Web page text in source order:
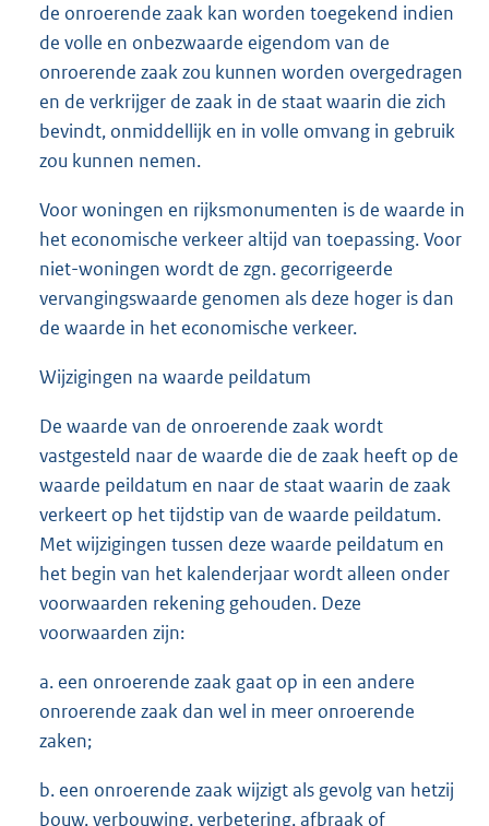
de onroerende zaak kan worden toegekend indien
de volle en onbezwaarde eigendom van de
onroerende zaak zou kunnen worden overgedragen
en de verkrijger de zaak in de staat waarin die zich
bevindt, onmiddellijk en in volle omvang in gebruik
zou kunnen nemen.
Voor woningen en rijksmonumenten is de waarde in
het economische verkeer altijd van toepassing. Voor
niet-woningen wordt de zgn. gecorrigeerde
vervangingswaarde genomen als deze hoger is dan
de waarde in het economische verkeer.
Wijzigingen na waarde peildatum
De waarde van de onroerende zaak wordt
vastgesteld naar de waarde die de zaak heeft op de
waarde peildatum en naar de staat waarin de zaak
verkeert op het tijdstip van de waarde peildatum.
Met wijzigingen tussen deze waarde peildatum en
het begin van het kalenderjaar wordt alleen onder
voorwaarden rekening gehouden. Deze
voorwaarden zijn:
a. een onroerende zaak gaat op in een andere
onroerende zaak dan wel in meer onroerende
zaken;
b. een onroerende zaak wijzigt als gevolg van hetzij
bouw, verbouwing, verbetering, afbraak of